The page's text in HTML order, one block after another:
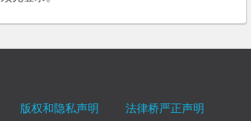
版权和隐私声明
法律桥严正声明